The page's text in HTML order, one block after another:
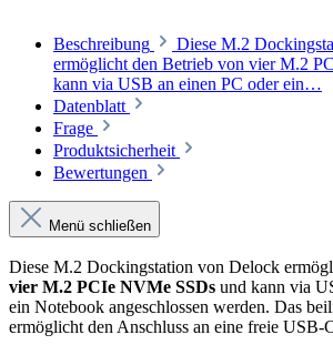
Beschreibung
Diese M.2
ermöglicht den Betrieb von vier M.2
kann via USB an einen PC oder ein…
Datenblatt
Frage
Produktsicherheit
Bewertungen
Menü schließen
Diese M.2 Dockingstation von Delock
vier M.2 PCIe NVMe SSDs und kann via
ein Notebook angeschlossen werden. Das
ermöglicht den Anschluss an eine freie